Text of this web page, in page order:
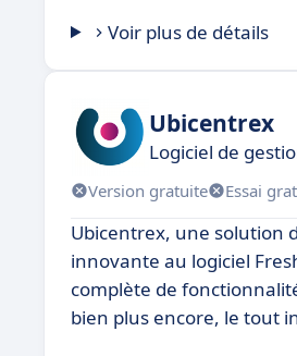
Voir plus de détails
Ubicentrex
Logiciel de
Version gratuite Essai
Ubicentrex, une solution
innovante au logiciel
complète de
bien plus encore, le tout